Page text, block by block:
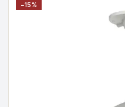
−15%